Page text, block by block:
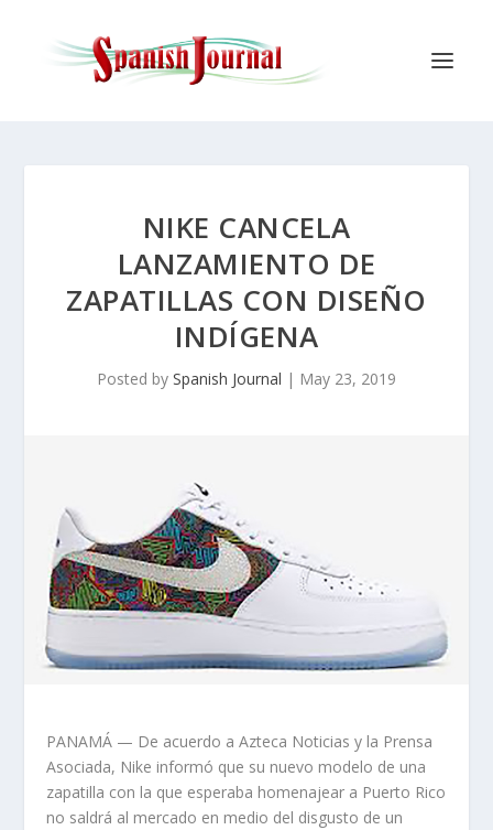
NIKE CANCELA
LANZAMIENTO DE
ZAPATILLAS CON DISEÑO
INDÍGENA
Posted by Spanish Journal | May 23, 2019
PANAMÁ — De acuerdo a Azteca Noticias y la Prensa
Asociada, Nike informó que su nuevo modelo de una
zapatilla con la que esperaba homenajear a Puerto Rico
no saldrá al mercado en medio del disgusto de un